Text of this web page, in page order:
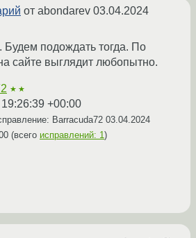
от abondarev 03.04.2024
Будем подождать тогда. По
сайте выглядит любопытно.
★★
+00:00
Barracuda72 03.04.2024
(всего исправлений: 1)